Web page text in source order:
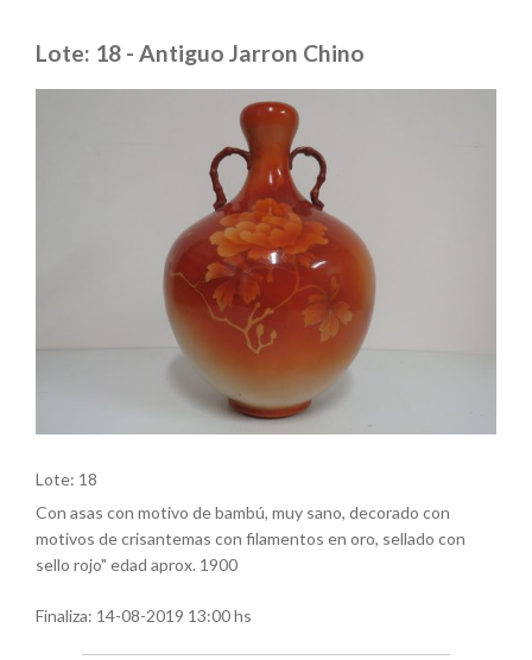
Lote: 18 - Antiguo Jarron Chino
Lote: 18
Con asas con motivo de bambú, muy sano, decorado con
motivos de crisantemas con filamentos en oro, sellado con
sello rojo" edad aprox. 1900
Finaliza: 14-08-2019 13:00 hs